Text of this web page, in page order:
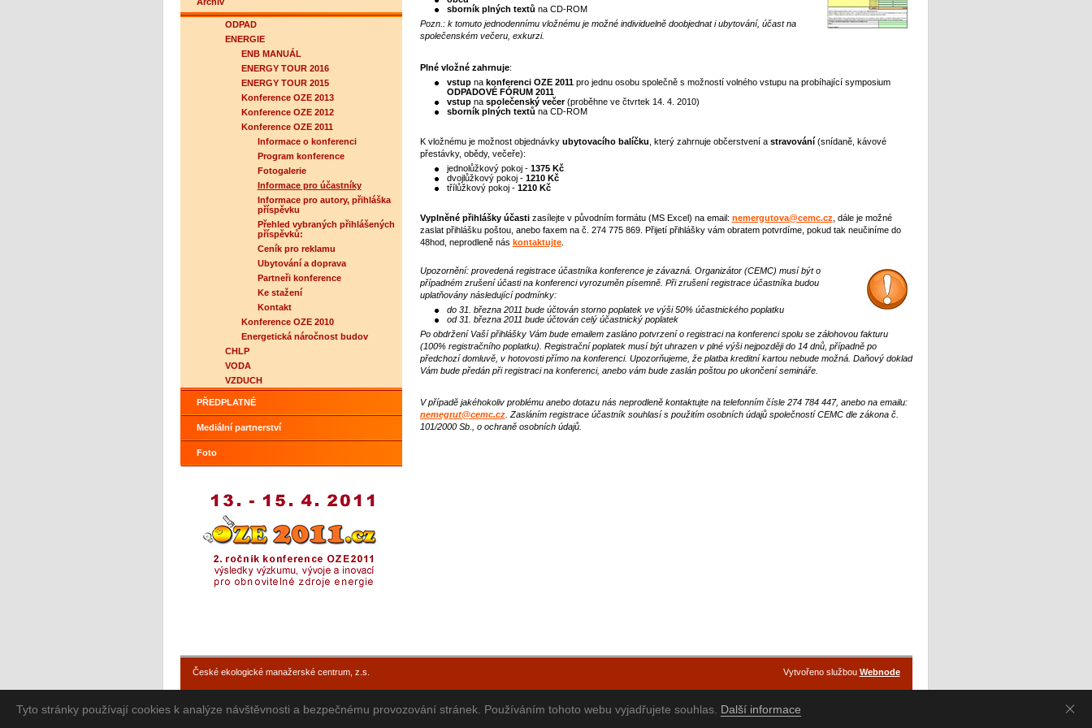
sborník plných textů na CD-ROM
Pozn.: k tomuto jednodennímu vložnému je možné individuelně doobjednat i ubytování, účast na
společenském večeru, exkurzi.
Plné vložné zahrnuje:
vstupnakonferenci OZE 2011 pro jednu osobu společně s možností volného vstupu na probíhající symposium
ODPADOVÉ FÓRUM 2011
vstup naspolečenský večer(proběhne ve čtvrtek 14. 4. 2010)
sborník plných textů na CD-ROM
K vložnému je možnost objednávkyubytovacího balíčku , který zahrnuje občerstvení astravování (snídaně, kávové
přestávky, obědy, večeře):
jednolůžkový pokoj -1375 Kč
dvojlůžkový pokoj -1210 Kč
třílůžkový pokoj -1210 Kč
Vyplněné přihlášky účasti zasílejte v původním formátu (MS Excel) na email: nemergutova@cemc.cz, dále je možné
zaslat přihlášku poštou, anebo faxem na č. 274 775 869. Přijetí přihlášky vám obratem potvrdíme, pokud tak neučiníme do
48hod, neprodleně nás kontaktujte.
Upozornění: provedená registrace účastníka konference je závazná. Organizátor (CEMC) musí být o
případném zrušení účasti na konferenci vyrozuměn písemně. Při zrušení registrace účastníka budou
uplatňovány následující podmínky:
do 31. března 2011 bude účtován storno poplatek ve výši 50% účastnického poplatku
od 31. března 2011 bude účtován celý účastnický poplatek
Po obdržení Vaší přihlášky Vám bude emailem zasláno potvrzení o registraci na konferenci spolu se zálohovou fakturu
(100% registračního poplatku). Registrační poplatek musí být uhrazen v plné výši nejpozději do 14 dnů, případně po
předchozí domluvě, v hotovosti přímo na konferenci. Upozorňujeme, že platba kreditní kartou nebude možná. Daňový doklad
Vám bude předán při registraci na konferenci, anebo vám bude zaslán poštou po ukončení semináře.
V případě jakéhokoliv problému anebo dotazu nás neprodleně kontaktujte na telefonním čísle 274 784 447, anebo na emailu:
nemegrut@cemc.cz. Zasláním registrace účastník souhlasí s použitím osobních údajů společností CEMC dle zákona č.
101/2000 Sb., o ochraně osobních údajů.
ODPAD
ENERGIE
ENB MANUÁL
ENERGY TOUR 2016
ENERGY TOUR 2015
Konference OZE 2013
Konference OZE 2012
Konference OZE 2011
Informace o konferenci
Program konference
Fotogalerie
Informace pro účastníky
Informace pro autory, přihláška
příspěvku
Přehled vybraných přihlášených
příspěvků:
Ceník pro reklamu
Ubytování a doprava
Partneři konference
Ke stažení
Kontakt
Konference OZE 2010
Energetická náročnost budov
CHLP
VODA
VZDUCH
PŘEDPLATNÉ
Mediální partnerství
Foto
Tyto stránky používají cookies k analýze návštěvnosti a bezpečnému provozování stránek. Používáním tohoto webu vyjadřujete souhlas. Další informace
České ekologické manažerské centrum, z.s. Vytvořeno službou Webnode